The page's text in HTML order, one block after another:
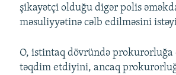
şikayətçi olduğu digər polis
məsuliyyətinə cəlb edilməsini
O, istintaq dövründə prokurorluğa
təqdim etdiyini, ancaq